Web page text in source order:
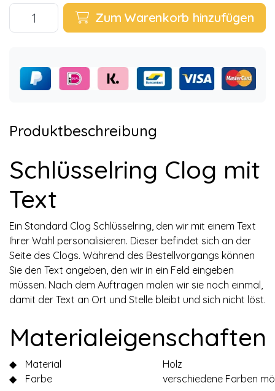
Zum Warenkorb hinzufügen
Produktbeschreibung
Schlüsselring Clog mit
Text
Ein Standard Clog Schlüsselring, den wir mit einem Text
Ihrer Wahl personalisieren. Dieser befindet sich an der
Seite des Clogs. Während des Bestellvorgangs können
Sie den Text angeben, den wir in ein Feld eingeben
müssen. Nach dem Auftragen malen wir sie noch einmal,
damit der Text an Ort und Stelle bleibt und sich nicht löst.
Materialeigenschaften
◆ Material
Holz
◆
Farbe
verschiedene Farben